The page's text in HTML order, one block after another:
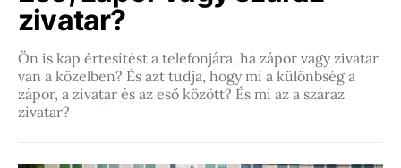
zivatar?
Ön is kap értesítést a telefonjára, ha zápor vagy zivatar
van a közelben? És azt tudja, hogy mi a különbség a
zápor, a zivatar és az eső között? És mi az a száraz
zivatar?